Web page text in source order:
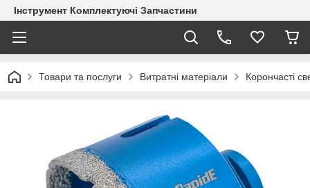
Інструмент Комплектуючі Запчастини
Товари та послуги Витратні матеріали Корончасті